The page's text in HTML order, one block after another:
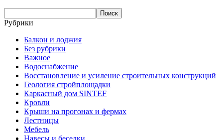
Рубрики
Балкон и лоджия
Без рубрики
Важное
Водоснабжение
Восстановление и усиление строительных конструкций
Геология стройплощадки
Каркасный дом SINTEF
Кровли
Крыши на прогонах и фермах
Лестницы
Мебель
Навесы и беседки